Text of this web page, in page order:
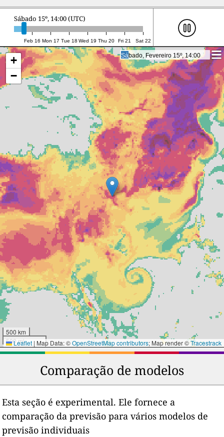
Feb 16 Mon 17 Tue 18 Wed 19 Thu 20 Fri 21 Sat 22
Sábado 15º, 14:00 (UTC)
Sábado, Fevereiro 15º, 14:00
Sábado, Fevereiro 15º, 14:00
+
−
500 km
500 mi
Leaflet | Map Data: ©OpenStreetMap contributors; Map render ©Tracestrack
Comparação de modelos
Esta seção é experimental. Ele fornece a
comparação da previsão para vários modelos de
previsão individuais